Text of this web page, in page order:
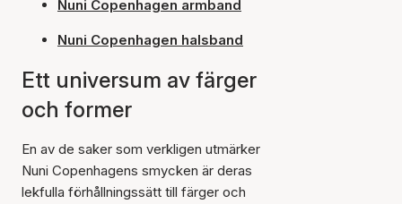
Nuni Copenhagen armband
Nuni Copenhagen halsband
Ett universum av färger
och former
En av de saker som verkligen utmärker
Nuni Copenhagens smycken är deras
lekfulla förhållningssätt till färger och